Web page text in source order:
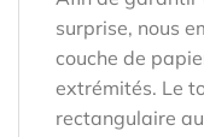
surprise, nous
couche de
extrémités. Le
rectangulaire